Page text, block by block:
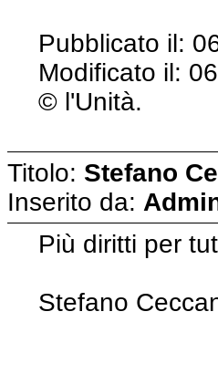
Pubblicato il:
Modificato il:
© l'Unità.
Titolo: Stefano
Inserito da:
Più diritti per
Stefano